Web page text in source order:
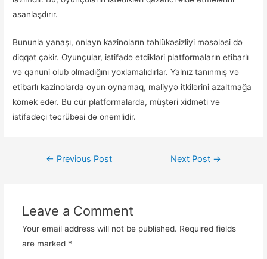
asanlaşdırır.
Bununla yanaşı, onlayn kazinoların təhlükəsizliyi məsələsi də
diqqət çəkir. Oyunçular, istifadə etdikləri platformaların etibarlı
və qanuni olub olmadığını yoxlamalıdırlar. Yalnız tanınmış və
etibarlı kazinolarda oyun oynamaq, maliyyə itkilərini azaltmağa
kömək edər. Bu cür platformalarda, müştəri xidməti və
istifadəçi təcrübəsi də önəmlidir.
← Previous Post Next Post →
Leave a Comment
Your email address will not be published. Required fields
are marked *